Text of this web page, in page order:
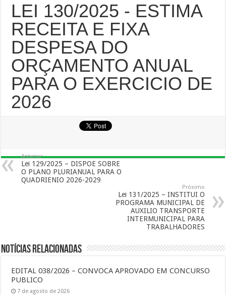
LEI 130/2025 - ESTIMA
RECEITA E FIXA
DESPESA DO
ORÇAMENTO ANUAL
PARA O EXERCICIO DE
2026
Anterior
Lei 129/2025 – DISPOE SOBRE
O PLANO PLURIANUAL PARA O
QUADRIENIO 2026-2029
Próximo
Lei 131/2025 – INSTITUI O
PROGRAMA MUNICIPAL DE
AUXILIO TRANSPORTE
INTERMUNICIPAL PARA
TRABALHADORES
Notícias Relacionadas
EDITAL 038/2026 – CONVOCA APROVADO EM CONCURSO
PUBLICO
7 de agosto de 2026